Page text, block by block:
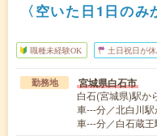
〈空いた日1日の
職種未経験OK 土日祝日が休
勤務地 宮城県白石市
白石(宮城県)駅か
車---分／北白川
車---分／白石蔵